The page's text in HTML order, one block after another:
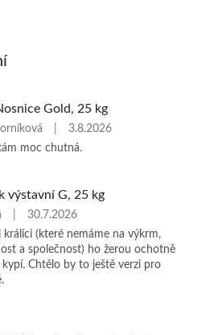
Gold, 25 kg
3.8.2026
moc chutná.
výstavní G, 25 kg
30.7.2026
králíci (které nemáme na výkrm,
a společnost) ho žerou ochotně
kypí. Chtělo by to ještě verzi pro